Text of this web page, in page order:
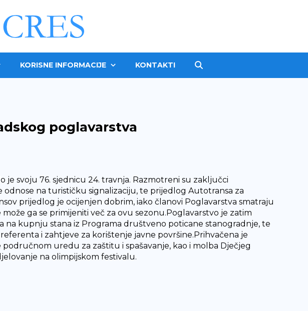
KORISNE INFORMACIJE KONTAKTI
poglavarstva
je svoju 76. sjednicu 24. travnja. Razmotreni su zaključci
na turističku signalizaciju, te prijedlog Autotransa za
prijedlog je ocijenjen dobrim, iako članovi Poglavarstva smatraju
ga se primijeniti več za ovu sezonu.Poglavarstvo je zatim
kupnju stana iz Programa društveno poticane stanogradnje, te
i zahtjeve za korištenje javne površine.Prihvačena je
uredu za zaštitu i spašavanje, kao i molba Dječjeg
na olimpijskom festivalu.